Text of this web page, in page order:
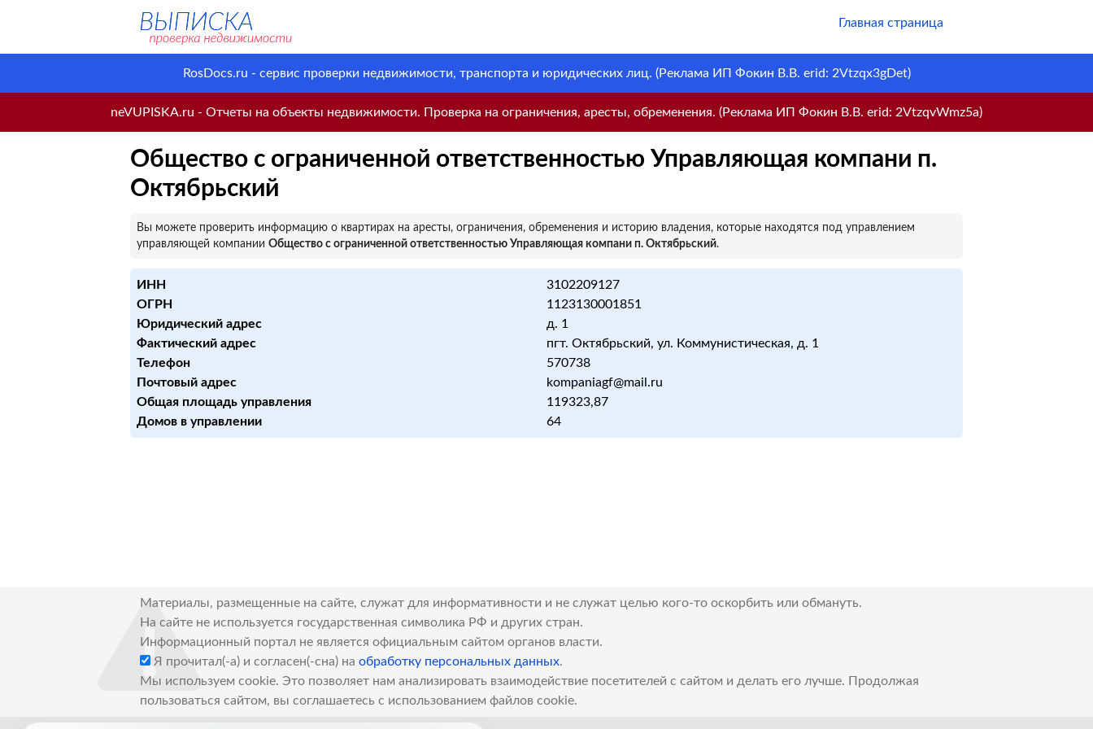
Главная страница
RosDocs.ru - сервис проверки недвижимости, транспорта и юридических лиц. (Реклама ИП Фокин В.В. erid: 2Vtzqx3gDet)
neVUPISKA.ru - Отчеты на объекты недвижимости. Проверка на ограничения, аресты, обременения. (Реклама ИП Фокин В.В. erid: 2VtzqvWmz5a)
Общество с ограниченной ответственностью Управляющая компани п.
Октябрьский
Вы можете проверить информацию о квартирах на аресты, ограничения, обременения и историю владения, которые находятся под управлением
управляющей компании Общество с ограниченной ответственностью Управляющая компани п. Октябрьский.
ИНН
3102209127
ОГРН
1123130001851
Юридический адрес
д. 1
Фактический адрес
пгт. Октябрьский, ул. Коммунистическая, д. 1
Телефон
570738
Почтовый адрес
kompaniagf@mail.ru
Общая площадь управления
119323,87
Домов в управлении
64
Материалы, размещенные на сайте, служат для информативности и не служат целью кого-то оскорбить или обмануть.
На сайте не используется государственная символика РФ и других стран.
Информационный портал не является официальным сайтом органов власти.
Я прочитал(-а) и согласен(-сна) на обработку персональных данных.
Мы используем cookie. Это позволяет нам анализировать взаимодействие посетителей с сайтом и делать его лучше. Продолжая
пользоваться сайтом, вы соглашаетесь с использованием файлов cookie.